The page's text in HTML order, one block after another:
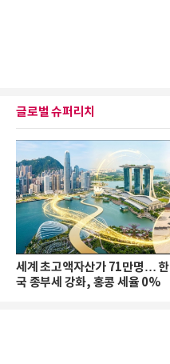
글로벌 슈퍼리치
세계 초고액자산가 71만명… 한
국 종부세 강화, 홍콩 세율 0%